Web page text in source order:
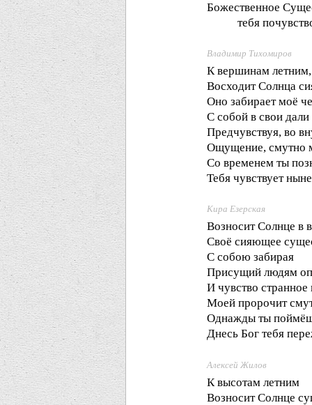
Божественное
тебя
Владимир Тихомиров
К вершинам
Восходит Солнца
Оно забирает моё
С собой в свои дали
Предчувствуя, во
Ощущение, смутно
Со временем ты
Тебя чувствует
Кира Езерская
Возносит Солнце в
Своё сияющее
С собою забирая
Присущий людям
И чувство
Моей пророчит
Однажды ты
Днесь Бог тебя
Алексей Жилов
К высотам летним
Возносит Солнце